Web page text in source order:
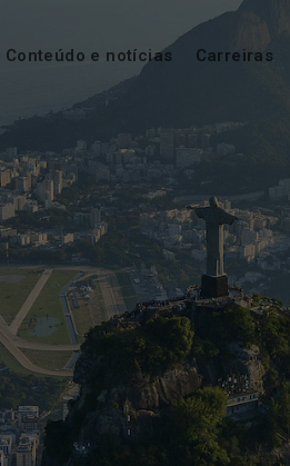
Conteúdo e notícias Carreiras